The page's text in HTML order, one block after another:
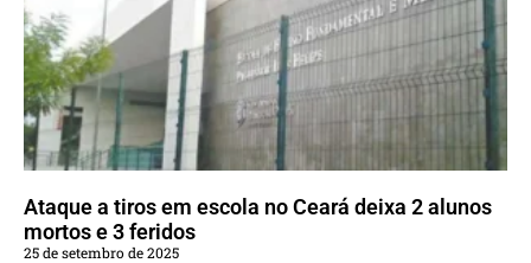
Ataque a tiros em escola no Ceará deixa 2 alunos
mortos e 3 feridos
25 de setembro de 2025